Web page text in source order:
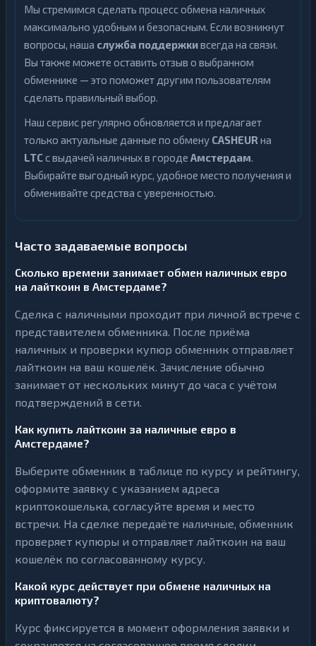
Мы стремимся сделать процесс обмена наличных
максимально удобным и безопасным. Если возникнут
вопросы, наша служба поддержкивсегда на связи.
Вы также можете оставить отзыв о выбранном
обменнике — это поможет другим пользователям
сделать правильный выбор.
Наш сервис регулярно обновляется и предлагает
только актуальные данные по обмену CASHEUR на
LTCс выдачей наличных в городе Амстердам.
Выбирайте выгодный курс, удобное место получения и
обменивайте средства с уверенностью.
Часто задаваемые вопросы
Сколько времени занимает обмен наличных евро
на лайткоин в Амстердаме?
Сделка с наличными проходит при личной встрече с
представителем обменника. После приёма
наличных и проверки купюр обменник отправляет
лайткоин на ваш кошелёк. Зачисление обычно
занимает от нескольких минут до часа с учётом
подтверждений в сети.
Как купить лайткоин за наличные евро в
Амстердаме?
Выберите обменник в таблице по курсу и рейтингу,
оформите заявку с указанием адреса
криптокошелька, согласуйте время и место
встречи. На сделке передаёте наличные, обменник
проверяет купюры и отправляет лайткоин на ваш
кошелёк по согласованному курсу.
Какой курс действует при обмене наличных на
криптовалюту?
Курс фиксируется в момент оформления заявки и